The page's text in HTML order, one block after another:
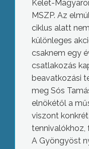
Kelet-
MSZP. Az
ciklus alatt
különleges
csaknem egy
csatlakozás
beavatkozási
meg Sós
elnökétől a
viszont
tennivalókhoz,
A Gyöngyöst